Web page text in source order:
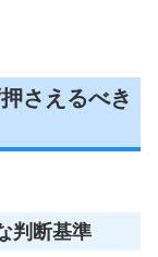
さえるべき
判断基準